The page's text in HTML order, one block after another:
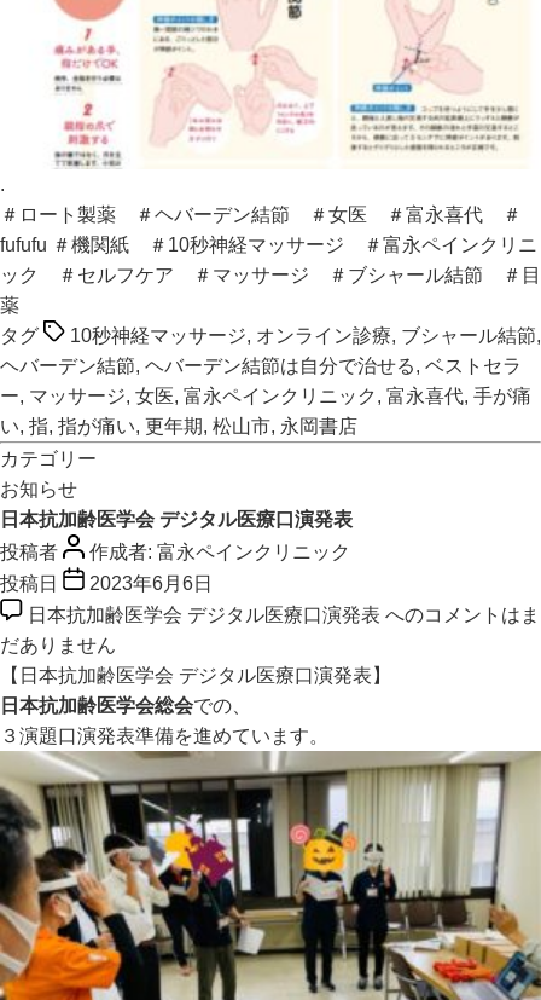
.
＃ロート製薬
＃ヘバーデン結節 ＃女医 ＃富永喜代
＃
fufufu ＃機関紙 ＃10秒神経マッサージ
＃富永ペインクリニ
ック
＃セルフケア ＃マッサージ ＃ブシャール結節
＃目
薬
タグ
10秒神経マッサージ, オンライン診療, ブシャール結節,
ヘバーデン結節, ヘバーデン結節は自分で治せる, ベストセラ
ー, マッサージ, 女医, 富永ペインクリニック , 富永喜代, 手が痛
い, 指, 指が痛い, 更年期, 松山市, 永岡書店
カテゴリー
お知らせ
日本抗加齢医学会 デジタル医療口演発表
投稿者
作成者: 富永ペインクリニック
投稿日
2023年6月6日
日本抗加齢医学会 デジタル医療口演発表 へのコメントはま
だありません
【日本抗加齢医学会 デジタル医療口演発表】
日本抗加齢医学会総会での、
３演題口演発表準備を進めています。